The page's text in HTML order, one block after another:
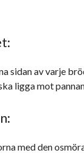
sidan av varje
ligga mot
med den